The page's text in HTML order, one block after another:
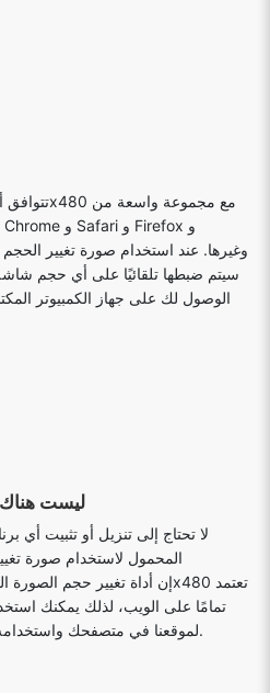
الوصول لك على جهاز الكمبيوتر
ليست هناك
لا تحتاج إلى تنزيل أو تثبيت أي
المحمول لاستخدام صورة
تمامًا على الويب، لذلك يمكنك
لصق عنوان URL لموقعنا في متصفحك واستخدامه حسب الحاجة.